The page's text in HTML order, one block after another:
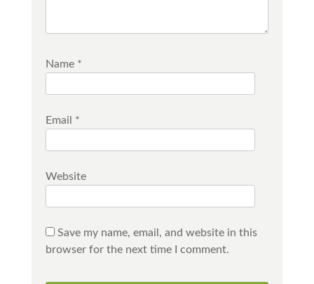
Name *
Email *
Website
Save my name, email, and website in this
browser for the next time I comment.